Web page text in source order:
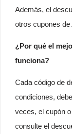
Además, el
otros cupones de
¿Por qué el
funciona?
Cada código de
condiciones,
veces, el cupón
consulte el